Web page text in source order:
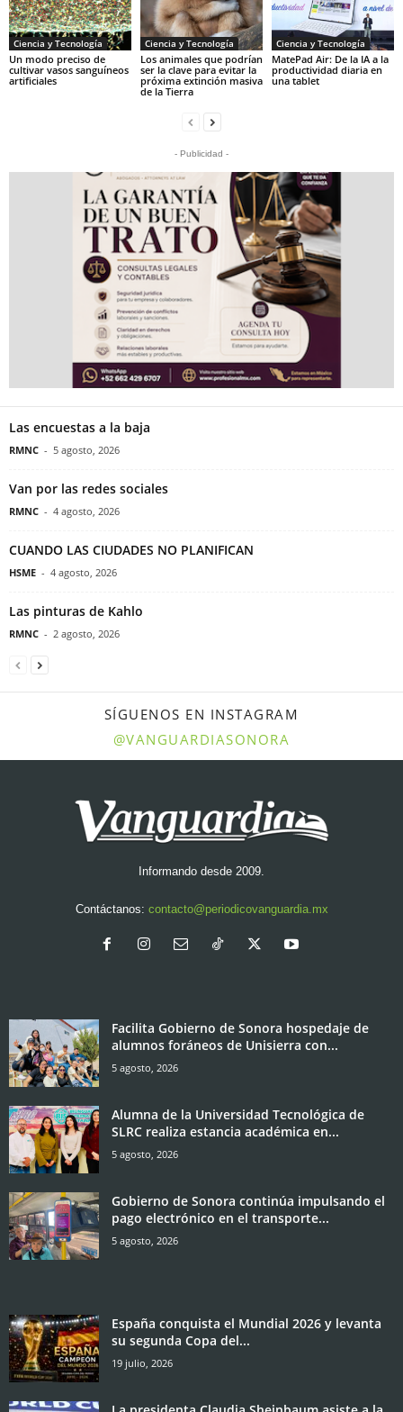
Ciencia y Tecnología
Un modo preciso de
cultivar vasos sanguíneos
artificiales
Ciencia y Tecnología
Los animales que podrían
ser la clave para evitar la
próxima extinción masiva
de la Tierra
Ciencia y Tecnología
MatePad Air: De la IA a la
productividad diaria en
una tablet
- Publicidad -
Las encuestas a la baja
RMNC - 5 agosto, 2026
Van por las redes sociales
RMNC - 4 agosto, 2026
CUANDO LAS CIUDADES NO PLANIFICAN
HSME - 4 agosto, 2026
Las pinturas de Kahlo
RMNC - 2 agosto, 2026
SÍGUENOS EN INSTAGRAM
@VANGUARDIASONORA
Informando desde 2009.
Contáctanos: contacto@periodicovanguardia.mx
Facilita Gobierno de Sonora hospedaje de
alumnos foráneos de Unisierra con...
5 agosto, 2026
Alumna de la Universidad Tecnológica de
SLRC realiza estancia académica en...
5 agosto, 2026
Gobierno de Sonora continúa impulsando el
pago electrónico en el transporte...
5 agosto, 2026
España conquista el Mundial 2026 y levanta
su segunda Copa del...
19 julio, 2026